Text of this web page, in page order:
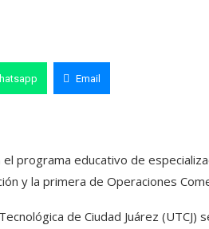
Email
programa educativo de
y la primera de Operaciones
de Ciudad Juárez (UTCJ)